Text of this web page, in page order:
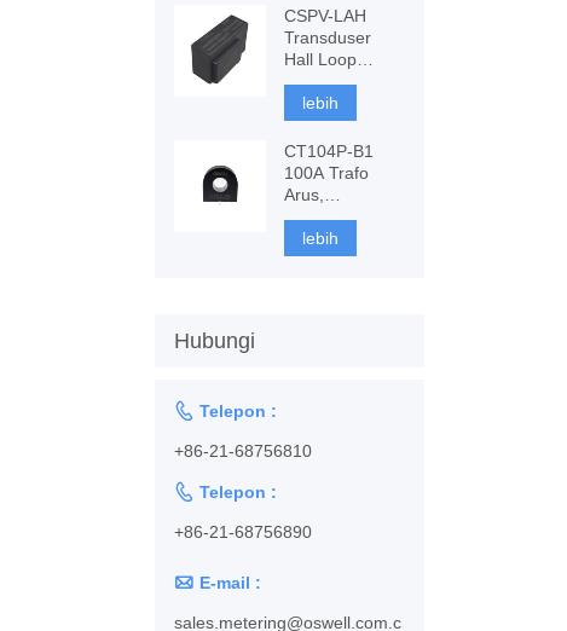
komponen
CSPV-LAH
Transduser
Hall Loop
Tertutup,
Pengukuran
AC, DC
lebih
CT104P-B1
100A Trafo
Arus,
Pemantauan &
perlindungan
lebih
Hubungi
 Telepon :
+86-21-68756810
 Telepon :
+86-21-68756890
 E-mail :
sales.metering@oswell.com.c